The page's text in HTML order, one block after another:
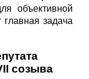
объективной
главная задача
созыва